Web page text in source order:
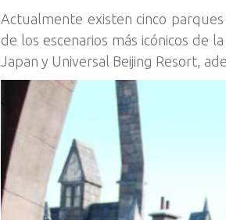
Actualmente existen cinco
de los escenarios más icónicos de
Japan y Universal Beijing Resort,